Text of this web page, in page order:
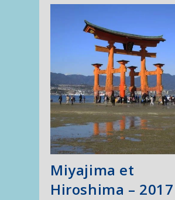
Miyajima et
Hiroshima – 2017